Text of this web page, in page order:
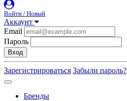
Войти / Новый
Аккаунт
Email
Пароль
Вход
Зарегистрироваться Забыли пароль?
Бренды